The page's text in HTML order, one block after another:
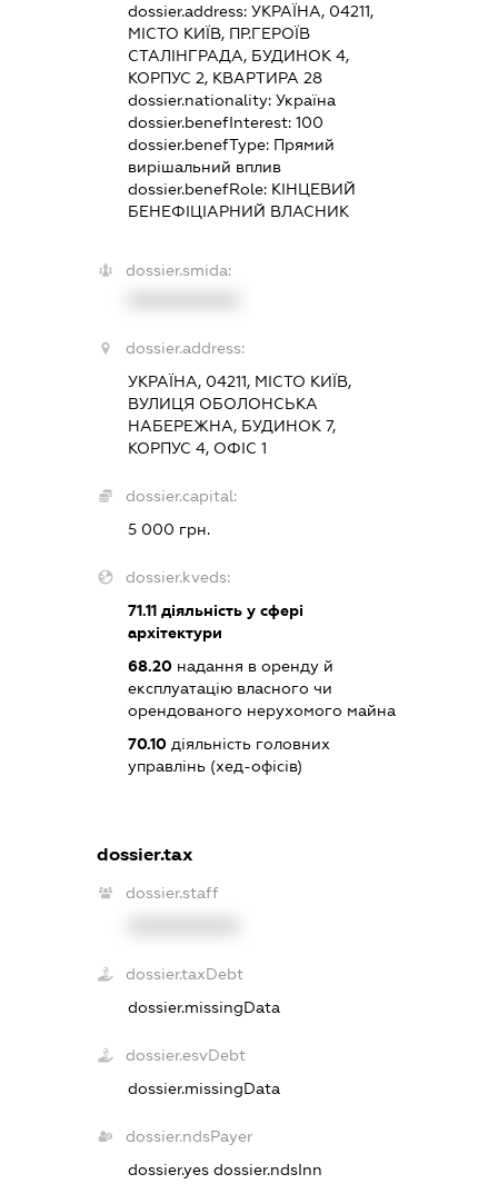
dossier.address:УКРАЇНА, 04211,
МІСТО КИЇВ, ПР.ГЕРОЇВ
СТАЛІНГРАДА, БУДИНОК 4,
КОРПУС 2, КВАРТИРА 28
dossier.nationality:Україна
dossier.benefInterest:100
dossier.benefType: Прямий
вирішальний вплив
dossier.benefRole: КІНЦЕВИЙ
БЕНЕФІЦІАРНИЙ ВЛАСНИК
dossier.smida:
dossier.address:
УКРАЇНА, 04211, МІСТО КИЇВ,
ВУЛИЦЯ ОБОЛОНСЬКА
НАБЕРЕЖНА, БУДИНОК 7,
КОРПУС 4, ОФІС 1
dossier.capital:
5 000 грн.
dossier.kveds:
71.11 діяльність у сфері
архітектури
68.20 надання в оренду й
експлуатацію власного чи
орендованого нерухомого майна
70.10 діяльність головних
управлінь (хед-офісів)
dossier.tax
dossier.staff
dossier.taxDebt
dossier.missingData
dossier.esvDebt
dossier.missingData
dossier.ndsPayer
dossier.yesdossier.ndsInn